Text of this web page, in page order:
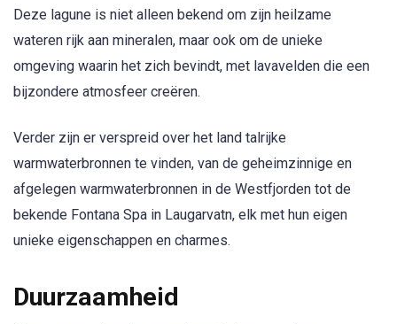
Deze lagune is niet alleen bekend om zijn heilzame
wateren rijk aan mineralen, maar ook om de unieke
omgeving waarin het zich bevindt, met lavavelden die een
bijzondere atmosfeer creëren.
Verder zijn er verspreid over het land talrijke
warmwaterbronnen te vinden, van de geheimzinnige en
afgelegen warmwaterbronnen in de Westfjorden tot de
bekende Fontana Spa in Laugarvatn, elk met hun eigen
unieke eigenschappen en charmes.
Duurzaamheid